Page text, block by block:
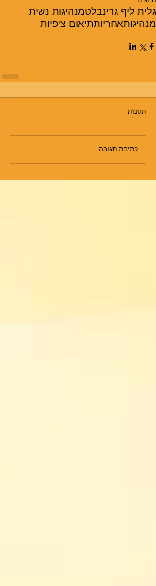
גלית ליף גרינבלטמנהיגות נשית
מנהיגותאחריותתיאום ציפיות
תגובות
כתיבת תגובה...